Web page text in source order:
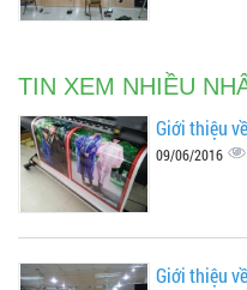
TIN XEM NHIỀU
Giới thiệu
09/06/2016
Giới thiệu